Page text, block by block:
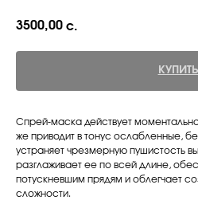
3500,00 с.
КУПИТЬ
Спрей-маска действует
же приводит в тонус ослабленные,
устраняет чрезмерную пушистость
разглаживает ее по всей длине,
потускневшим прядям и облегчает
сложности.